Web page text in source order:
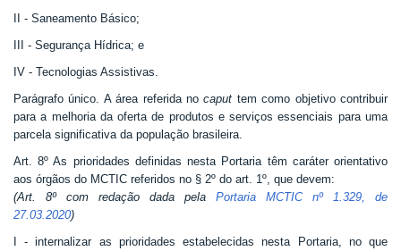
II - Saneamento Básico;
III - Segurança Hídrica; e
IV - Tecnologias Assistivas.
Parágrafo único. A área referida nocaput tem como objetivo contribuir
para a melhoria da oferta de produtos e serviços essenciais para uma
parcela significativa da população brasileira.
Art. 8º As prioridades definidas nesta Portaria têm caráter orientativo
aos órgãos do MCTIC referidos no § 2º do art. 1º, que devem:
(Art. 8º com redação dada pela Portaria MCTIC nº 1.329, de
27.03.2020)
I - internalizar as prioridades estabelecidas nesta Portaria, no que